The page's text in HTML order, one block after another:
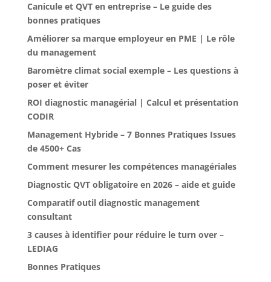
Canicule et QVT en entreprise – Le guide des
bonnes pratiques
Améliorer sa marque employeur en PME | Le rôle
du management
Baromètre climat social exemple – Les questions à
poser et éviter
ROI diagnostic managérial | Calcul et présentation
CODIR
Management Hybride – 7 Bonnes Pratiques Issues
de 4500+ Cas
Comment mesurer les compétences managériales
Diagnostic QVT obligatoire en 2026 – aide et guide
Comparatif outil diagnostic management
consultant
3 causes à identifier pour réduire le turn over –
LEDIAG
Bonnes Pratiques